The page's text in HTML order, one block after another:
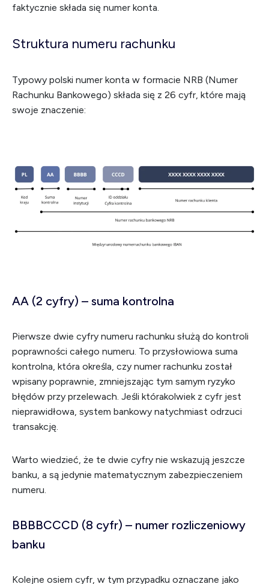
faktycznie składa się numer konta.
Struktura numeru rachunku
Typowy polski numer konta w formacie NRB (Numer
Rachunku Bankowego) składa się z 26 cyfr, które mają
swoje znaczenie:
AA (2 cyfry) – suma kontrolna
Pierwsze dwie cyfry numeru rachunku służą do kontroli
poprawności całego numeru. To przysłowiowa suma
kontrolna, która określa, czy numer rachunku został
wpisany poprawnie, zmniejszając tym samym ryzyko
błędów przy przelewach. Jeśli którakolwiek z cyfr jest
nieprawidłowa, system bankowy natychmiast odrzuci
transakcję.
Warto wiedzieć, że te dwie cyfry nie wskazują jeszcze
banku, a są jedynie matematycznym zabezpieczeniem
numeru.
BBBBCCCD (8 cyfr) – numer rozliczeniowy
banku
Kolejne osiem cyfr, w tym przypadku oznaczane jako